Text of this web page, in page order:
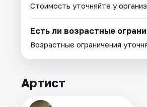
Стоимость уточняйте у
Есть ли возрастные
Возрастные ограничения
Артист